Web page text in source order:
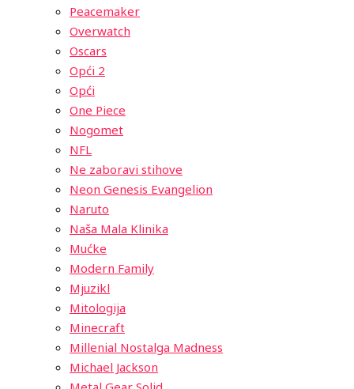
Peacemaker
Overwatch
Oscars
Opći 2
Opći
One Piece
Nogomet
NFL
Ne zaboravi stihove
Neon Genesis Evangelion
Naruto
Naša Mala Klinika
Mućke
Modern Family
Mjuzikl
Mitologija
Minecraft
Millenial Nostalga Madness
Michael Jackson